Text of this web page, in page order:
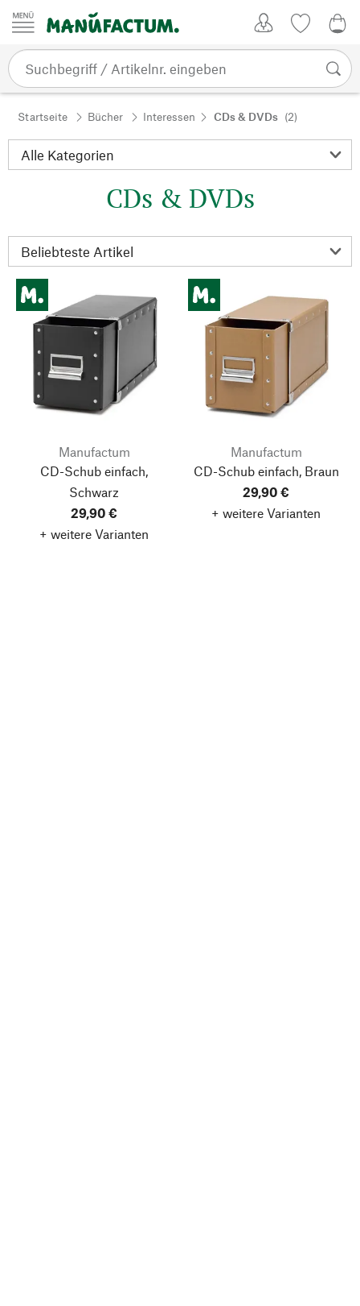
Zum Inhalt springen
Startseite Bücher Interessen CDs & DVDs (2)
CDs & DVDs
Manufactum
CD-Schub einfach,
Schwarz
29,90 €
+ weitere Varianten
Manufactum
CD-Schub einfach, Braun
29,90 €
+ weitere Varianten